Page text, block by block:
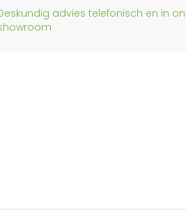
advies telefonisch en in